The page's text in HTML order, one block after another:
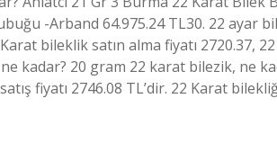
-Arband 64.975.24 TL30. 22 ayar
bileklik satın alma fiyatı 2720.37,
kadar? 20 gram 22 karat bilezik, ne
fiyatı 2746.08 TL’dir. 22 Karat